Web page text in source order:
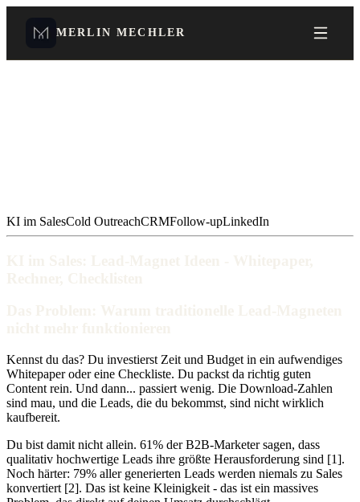
MERLIN MECHLER
KI im SalesCold OutreachCRMFollow-upLinkedIn
Kennst du das? Du investierst Zeit und Budget in ein aufwendiges
Whitepaper oder eine Checkliste. Du packst da richtig guten
Content rein. Und dann... passiert wenig. Die Download-Zahlen
sind mau, und die Leads, die du bekommst, sind nicht wirklich
kaufbereit.
Du bist damit nicht allein. 61% der B2B-Marketer sagen, dass
qualitativ hochwertige Leads ihre größte Herausforderung sind [1].
Noch härter: 79% aller generierten Leads werden niemals zu Sales
konvertiert [2]. Das ist keine Kleinigkeit - das ist ein massives